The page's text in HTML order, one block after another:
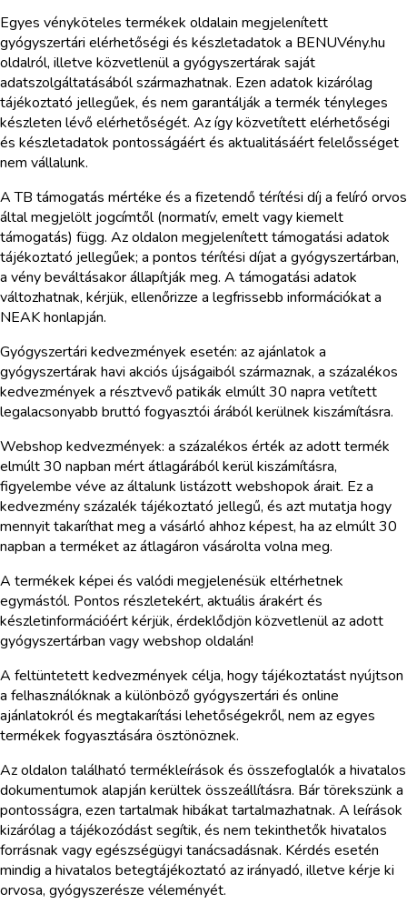
Egyes vényköteles termékek oldalain megjelenített
gyógyszertári elérhetőségi és készletadatok a BENUVény.hu
oldalról, illetve közvetlenül a gyógyszertárak saját
adatszolgáltatásából származhatnak. Ezen adatok kizárólag
tájékoztató jellegűek, és nem garantálják a termék tényleges
készleten lévő elérhetőségét. Az így közvetített elérhetőségi
és készletadatok pontosságáért és aktualitásáért felelősséget
nem vállalunk.
A TB támogatás mértéke és a fizetendő térítési díj a felíró orvos
által megjelölt jogcímtől (normatív, emelt vagy kiemelt
támogatás) függ. Az oldalon megjelenített támogatási adatok
tájékoztató jellegűek; a pontos térítési díjat a gyógyszertárban,
a vény beváltásakor állapítják meg. A támogatási adatok
változhatnak, kérjük, ellenőrizze a legfrissebb információkat a
NEAK honlapján.
Gyógyszertári kedvezmények esetén: az ajánlatok a
gyógyszertárak havi akciós újságaiból származnak, a százalékos
kedvezmények a résztvevő patikák elmúlt 30 napra vetített
legalacsonyabb bruttó fogyasztói árából kerülnek kiszámításra.
Webshop kedvezmények: a százalékos érték az adott termék
elmúlt 30 napban mért átlagárából kerül kiszámításra,
figyelembe véve az általunk listázott webshopok árait. Ez a
kedvezmény százalék tájékoztató jellegű, és azt mutatja hogy
mennyit takaríthat meg a vásárló ahhoz képest, ha az elmúlt 30
napban a terméket az átlagáron vásárolta volna meg.
A termékek képei és valódi megjelenésük eltérhetnek
egymástól. Pontos részletekért, aktuális árakért és
készletinformációért kérjük, érdeklődjön közvetlenül az adott
gyógyszertárban vagy webshop oldalán!
A feltüntetett kedvezmények célja, hogy tájékoztatást nyújtson
a felhasználóknak a különböző gyógyszertári és online
ajánlatokról és megtakarítási lehetőségekről, nem az egyes
termékek fogyasztására ösztönöznek.
Az oldalon található termékleírások és összefoglalók a hivatalos
dokumentumok alapján kerültek összeállításra. Bár törekszünk a
pontosságra, ezen tartalmak hibákat tartalmazhatnak. A leírások
kizárólag a tájékozódást segítik, és nem tekinthetők hivatalos
forrásnak vagy egészségügyi tanácsadásnak. Kérdés esetén
mindig a hivatalos betegtájékoztató az irányadó, illetve kérje ki
orvosa, gyógyszerésze véleményét.